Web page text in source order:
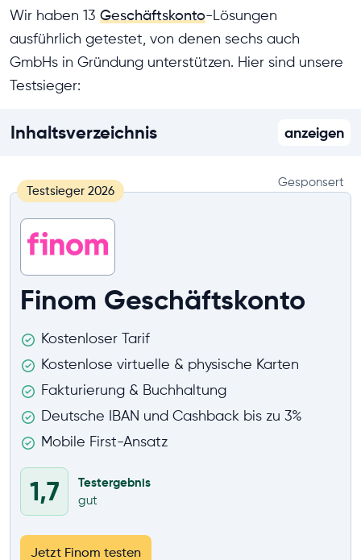
Wir haben 13 Geschäftskonto-Lösungen
ausführlich getestet, von denen sechs auch
GmbHs in Gründung unterstützen. Hier sind unsere
Testsieger:
Inhaltsverzeichnis anzeigen
Testsieger 2026
Gesponsert
Finom Geschäftskonto
Kostenloser Tarif
Kostenlose virtuelle & physische Karten
Fakturierung & Buchhaltung
Deutsche IBAN und Cashback bis zu 3%
Mobile First-Ansatz
1,7
Testergebnis
gut
Jetzt Finom testen